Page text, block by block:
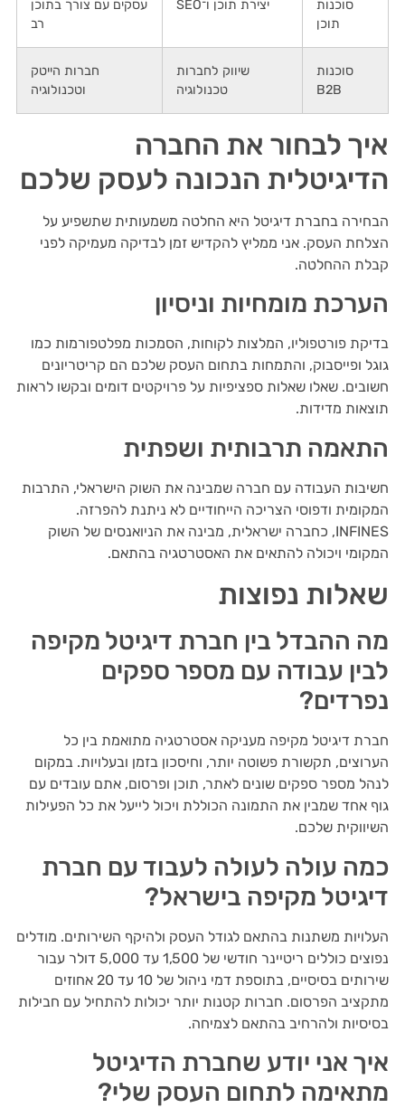
סוכנות
תוכן
יצירת תוכן ו־SEO
עסקים עם צורך בתוכן
רב
סוכנות
B2B
שיווק לחברות
טכנולוגיה
חברות הייטק
וטכנולוגיה
איך לבחור את החברה
הדיגיטלית הנכונה לעסק שלכם
הבחירה בחברת דיגיטל היא החלטה משמעותית שתשפיע על
הצלחת העסק. אני ממליץ להקדיש זמן לבדיקה מעמיקה לפני
קבלת ההחלטה.
הערכת מומחיות וניסיון
בדיקת פורטפוליו, המלצות לקוחות, הסמכות מפלטפורמות כמו
גוגל ופייסבוק, והתמחות בתחום העסק שלכם הם קריטריונים
חשובים. שאלו שאלות ספציפיות על פרויקטים דומים ובקשו לראות
תוצאות מדידות.
התאמה תרבותית ושפתית
חשיבות העבודה עם חברה שמבינה את השוק הישראלי, התרבות
המקומית ודפוסי הצריכה הייחודיים לא ניתנת להפרזה.
INFINES, כחברה ישראלית, מבינה את הניואנסים של השוק
המקומי ויכולה להתאים את האסטרטגיה בהתאם.
שאלות נפוצות
מה ההבדל בין חברת דיגיטל מקיפה
לבין עבודה עם מספר ספקים
נפרדים?
חברת דיגיטל מקיפה מעניקה אסטרטגיה מתואמת בין כל
הערוצים, תקשורת פשוטה יותר, וחיסכון בזמן ובעלויות. במקום
לנהל מספר ספקים שונים לאתר, תוכן ופרסום, אתם עובדים עם
גוף אחד שמבין את התמונה הכוללת ויכול לייעל את כל הפעילות
השיווקית שלכם.
כמה עולה לעולה לעבוד עם חברת
דיגיטל מקיפה בישראל?
העלויות משתנות בהתאם לגודל העסק ולהיקף השירותים. מודלים
נפוצים כוללים ריטיינר חודשי של 1,500 עד 5,000 דולר עבור
שירותים בסיסיים, בתוספת דמי ניהול של 10 עד 20 אחוזים
מתקציב הפרסום. חברות קטנות יותר יכולות להתחיל עם חבילות
בסיסיות ולהרחיב בהתאם לצמיחה.
איך אני יודע שחברת הדיגיטל
מתאימה לתחום העסק שלי?